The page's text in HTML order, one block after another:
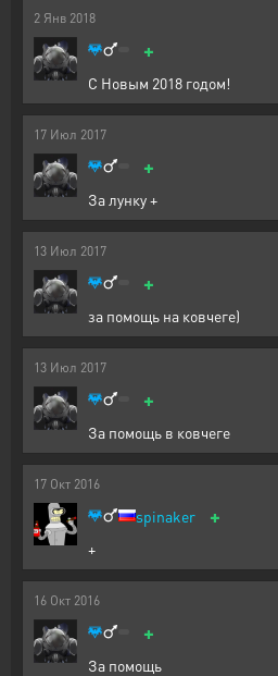
2 Янв 2018
+
С Новым 2018 годом!
17 Июл 2017
+
За лунку +
13 Июл 2017
+
за помощь на ковчеге)
13 Июл 2017
+
За помощь в ковчеге
17 Окт 2016
spinaker +
+
16 Окт 2016
+
За помощь